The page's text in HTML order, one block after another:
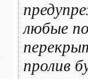
любые
пролив